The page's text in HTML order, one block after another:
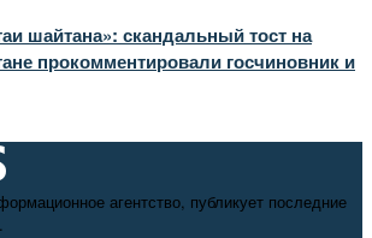
шайтана»: скандальный тост на
прокомментировали госчиновник и
агентство, публикует последние